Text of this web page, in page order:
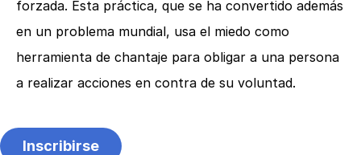
forzada. Esta práctica, que se ha convertido además
en un problema mundial, usa el miedo como
herramienta de chantaje para obligar a una persona
a realizar acciones en contra de su voluntad.
Inscribirse